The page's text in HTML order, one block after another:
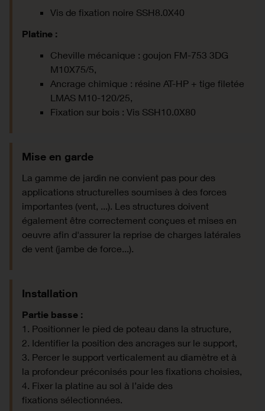
Vis de fixation noire SSH8.0X40
Platine :
Cheville mécanique : goujon FM-753 3DG
M10X75/5,
Ancrage chimique : résine AT-HP + tige filetée
LMAS M10-120/25,
Fixation sur bois : Vis SSH10.0X80
Mise en garde
La gamme de jardin ne convient pas pour des
applications structurelles soumises à des forces
importantes (vent, ...). Les structures doivent
également être correctement conçues et mises en
oeuvre afin d'assurer la reprise de charges latérales
de vent (jambe de force...).
Installation
Partie basse :
1. Positionner le pied de poteau dans la structure,
2. Identifier la position des ancrages sur le support,
3. Percer le support verticalement au diamètre et à
la profondeur préconisés pour les fixations choisies,
4. Fixer la platine au sol à l’aide des
fixations sélectionnées.